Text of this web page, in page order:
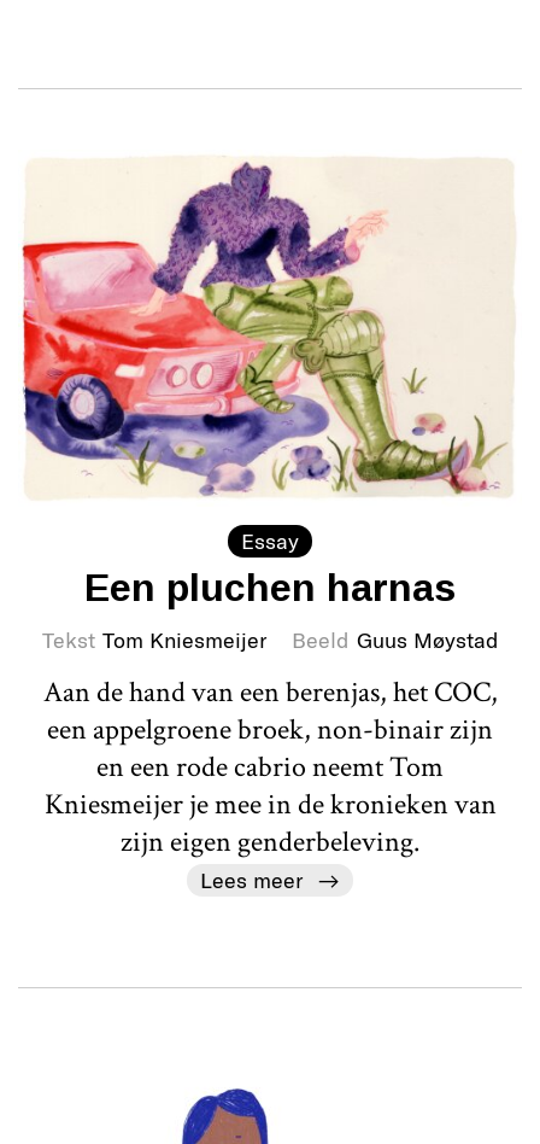
Essay
Een pluchen harnas
Tekst Tom Kniesmeijer Beeld Guus Møystad
Aan de hand van een berenjas, het COC,
een appelgroene broek, non-binair zijn
en een rode cabrio neemt Tom
Kniesmeijer je mee in de kronieken van
zijn eigen genderbeleving.
Lees meer